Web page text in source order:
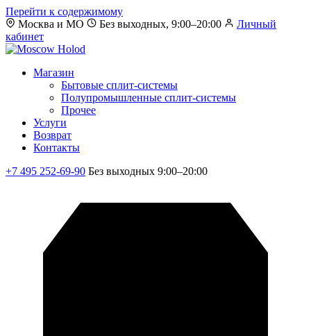
Перейти к содержимому
Москва и МО
Без выходных, 9:00–20:00
Личный
кабинет
Магазин
Бытовые сплит-системы
Полупромышленные сплит-системы
Прочее
Услуги
Возврат
Контакты
+7 495 252-69-90 Без выходных 9:00–20:00